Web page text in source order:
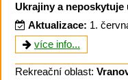
Ukrajiny a
Aktualizace: 1.
více info...
Rekreační oblast: